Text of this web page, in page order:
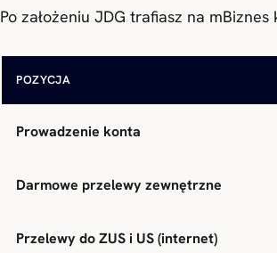
Po założeniu JDG trafiasz na
POZYCJA
Prowadzenie konta
Darmowe przelewy zewnętrzne
Przelewy do ZUS i US (internet)